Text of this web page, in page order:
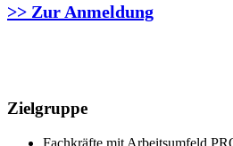
>> Zur Anmeldung
Zielgruppe
Fachkräfte mit Arbeitsumfeld